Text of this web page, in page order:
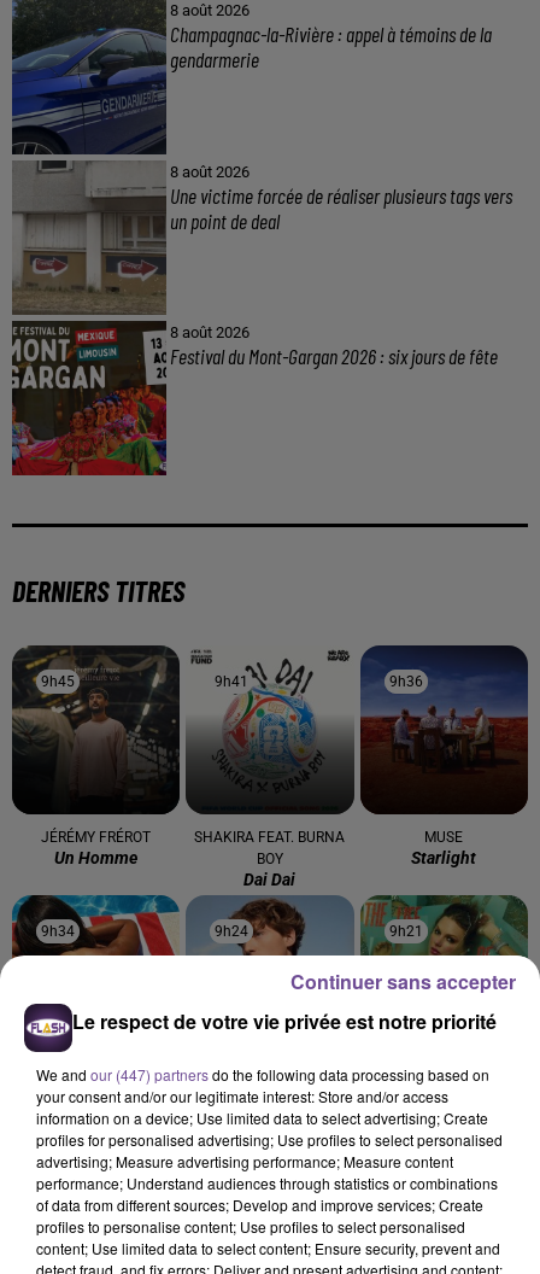
8 août 2026
Champagnac-la-Rivière : appel à témoins de la
gendarmerie
8 août 2026
Une victime forcée de réaliser plusieurs tags vers
un point de deal
8 août 2026
Festival du Mont-Gargan 2026 : six jours de fête
DERNIERS TITRES
9h45
9h45
JÉRÉMY FRÉROT
Un Homme
9h41
9h41
SHAKIRA FEAT. BURNA
BOY
Dai Dai
9h36
9h36
MUSE
Starlight
9h34
9h34
GIMS
Soleil
9h24
9h24
ELLIOTT
On S'oubliera
9h21
9h21
TAYLOR SWIFT
Elizabeth Taylor
Cet élément est masqué compte-tenu du refus du
Le respect de votre vie privée est notre priorité
We and our (447) partnersdo the following data processing based on
your consent and/or our legitimate interest: Store and/or access
information on a device; Use limited data to select advertising; Create
profiles for personalised advertising; Use profiles to select personalised
advertising; Measure advertising performance; Measure content
performance; Understand audiences through statistics or combinations
of data from different sources; Develop and improve services; Create
profiles to personalise content; Use profiles to select personalised
content; Use limited data to select content; Ensure security, prevent and
detect fraud, and fix errors; Deliver and present advertising and content;
Continuer sans accepter